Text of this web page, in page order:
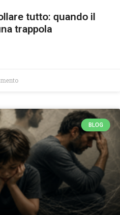
tutto: quando il
trappola
BLOG